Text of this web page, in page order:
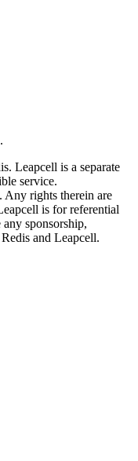
Leapcell is a separate
service.
Any rights therein are
is for referential
sponsorship,
and Leapcell.